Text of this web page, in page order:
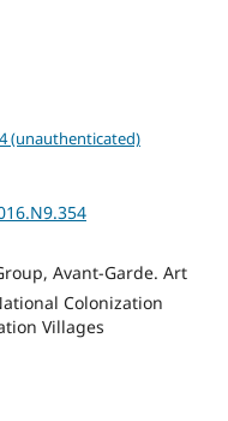
(unauthenticated)
Avant‐Garde. Art
Colonization
Villages